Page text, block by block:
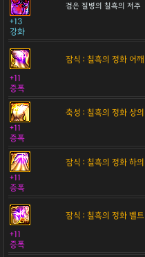
검은 질병의 칠흑의 저주
+13
강화
잠식 : 칠흑의 정화 어깨
+11
증폭
축성 : 칠흑의 정화 상의
+11
증폭
잠식 : 칠흑의 정화 하의
+11
증폭
잠식 : 칠흑의 정화 벨트
+11
증폭